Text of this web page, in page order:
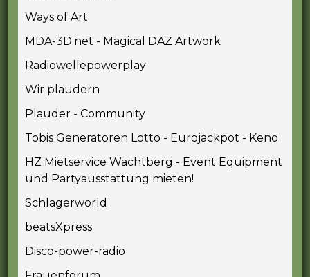
Ways of Art
MDA-3D.net - Magical DAZ Artwork
Radiowellepowerplay
Wir plaudern
Plauder - Community
Tobis Generatoren Lotto - Eurojackpot - Keno
HZ Mietservice Wachtberg - Event Equipment
und Partyausstattung mieten!
Schlagerworld
beatsXpress
Disco-power-radio